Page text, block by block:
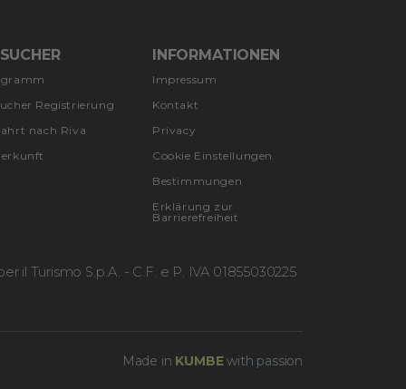
Registrierung
nach Riva
INFORMATIONEN
Impressum
Kontakt
Privacy
Cookie Einstellungen
Bestimmungen
Erklärung zur
Barrierefreiheit
il Turismo S.p.A. - C.F. e P. IVA 01855030225
Made in KUMBEwith passion